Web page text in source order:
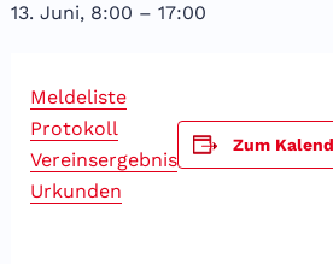
13. Juni, 8:00 – 17:00
Meldeliste
Protokoll
Vereinsergebnis
Urkunden
Zum